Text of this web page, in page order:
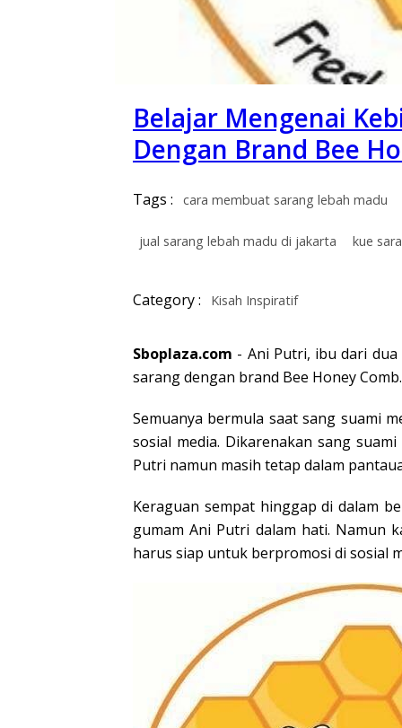
Belajar Mengenai
Dengan Brand Bee
Tags : cara membuat sarang lebah madu
jual sarang lebah madu di jakarta kue
Category : Kisah Inspiratif
Sboplaza.com - Ani Putri, ibu dari
sarang dengan brand Bee Honey
Semuanya bermula saat sang suami
sosial media. Dikarenakan sang
Putri namun masih tetap dalam
Keraguan sempat hinggap di dalam
gumam Ani Putri dalam hati. Namun
harus siap untuk berpromosi di sosial